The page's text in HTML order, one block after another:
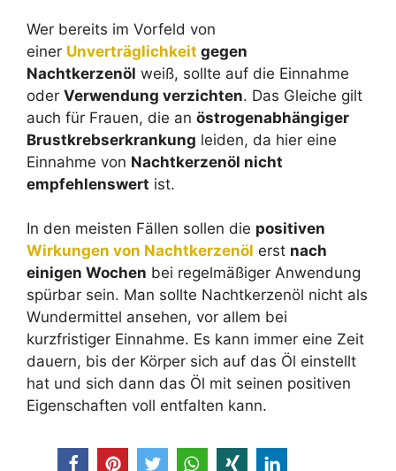
Wer bereits im Vorfeld von
einer Unverträglichkeit gegen
Nachtkerzenöl weiß, sollte auf die Einnahme
oder Verwendung verzichten. Das Gleiche gilt
auch für Frauen, die an östrogenabhängiger
Brustkrebserkrankung leiden, da hier eine
Einnahme von Nachtkerzenöl nicht
empfehlenswert ist.
In den meisten Fällen sollen die positiven
Wirkungen von Nachtkerzenöl erst nach
einigen Wochen bei regelmäßiger Anwendung
spürbar sein. Man sollte Nachtkerzenöl nicht als
Wundermittel ansehen, vor allem bei
kurzfristiger Einnahme. Es kann immer eine Zeit
dauern, bis der Körper sich auf das Öl einstellt
hat und sich dann das Öl mit seinen positiven
Eigenschaften voll entfalten kann.